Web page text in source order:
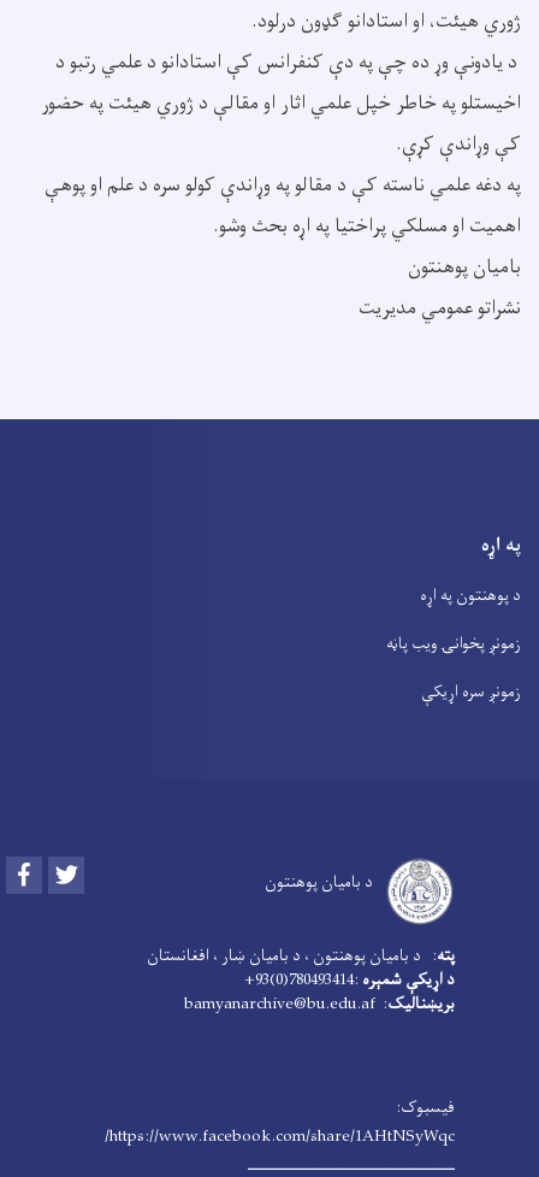
ژوري هیئت، او استادانو ګډون درلود.
د یادونې وړ ده چې په دې کنفرانس کې استادانو د علمي رتبو د
اخیستلو په خاطر خپل علمي اثار او مقالې د ژوري هیئت په حضور
کې وړاندې کړې.
په دغه علمي ناسته کې د مقالو په وړاندې کولو سره د علم او پوهې
اهمیت او مسلکي پراختیا په اړه بحث وشو.
بامیان پوهنتون
نشراتو عمومي مدیریت
په اړه
د پوهنتون په اړه
زمونږ پخوانۍ ویب پاڼه
زمونږ سره اړیکې
د بامیان پوهنتون Facebook
پته: د بامیان پوهنتون ، د بامیان ښار ، افغانستان
د اړیکې شمېره :780493414(0)93+
بریښنالیک: bamyanarchive@bu.edu.af
فیسبوک:
https://www.facebook.com/share/1AHtNSyWqc/
ـــــــــــــــــــــــــــــــــــــــــــ